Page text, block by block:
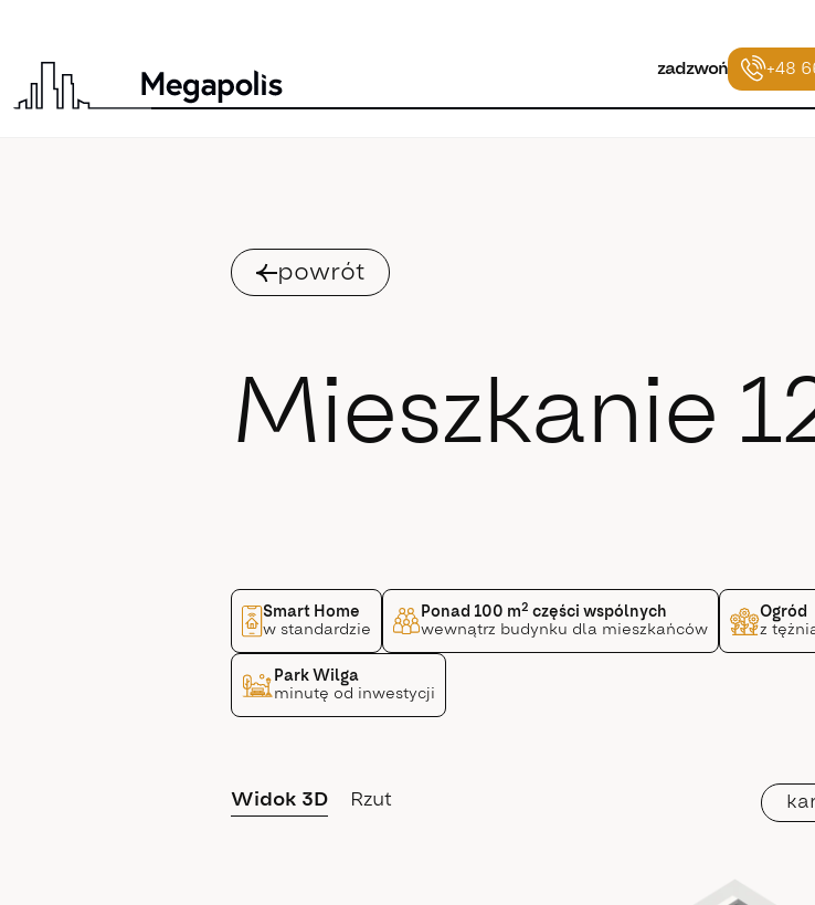
zadzwoń +48
powrót
Mieszkanie
Smart Home
w standardzie
Ponad 100 m2 części wspólnych
wewnątrz budynku dla mieszkańców
Ogród
z
Park Wilga
minutę od inwestycji
Widok 3D Rzut